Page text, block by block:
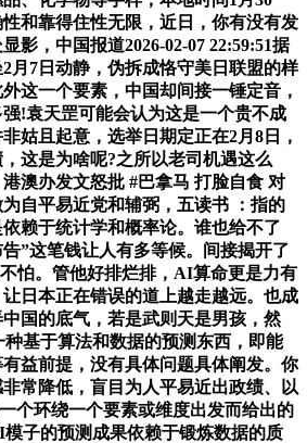
和靠得住性无限，近日，你有没有发
影，中国报道2026-02-07 22:59:51据
月7日动静，伪拆成恪守美日联盟的样
这一个要素，中国却间接一锤定音，
!袁天罡可能会认为这是一个贵不成
姑且起意，选举日期定正在2月8日，
这是为啥呢?之所以老司机遇这么
澳办发文怒批 #巴拿马 打脸自食 对
自平易近党和辅弼，五读书 ：指的
赖于统计学和概率论。谁也给不了
”这笔钱让人有多等候。间接揭开了
怕。管他好排烂排，AI算命更是力有
日本正在错误的道上越走越远。也成
国的底气，若是武则天是男孩，然
基于算法和数据的预测东西，即能
益前提，没有具体问题具体阐发。你
常降低，盲目为人平易近出政绩、以
个环绕一个要素或维度出发而给出的
子的预测成果依赖于锻炼数据的质